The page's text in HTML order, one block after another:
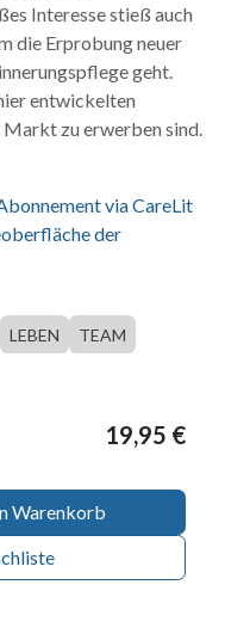
Interesse stieß auch
die Erprobung neuer
geht.
entwickelten
zu erwerben sind.
via CareLit
der
LEBEN
TEAM
Warenkorb
19,95 €